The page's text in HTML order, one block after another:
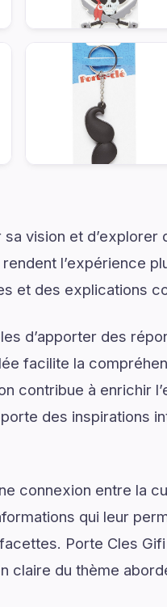
vision et d’explorer
l’expérience
et des explications
d’apporter des
facilite la
contribue à enrichir
des inspirations
connexion entre la
qui leur
Porte Cles
claire du thème